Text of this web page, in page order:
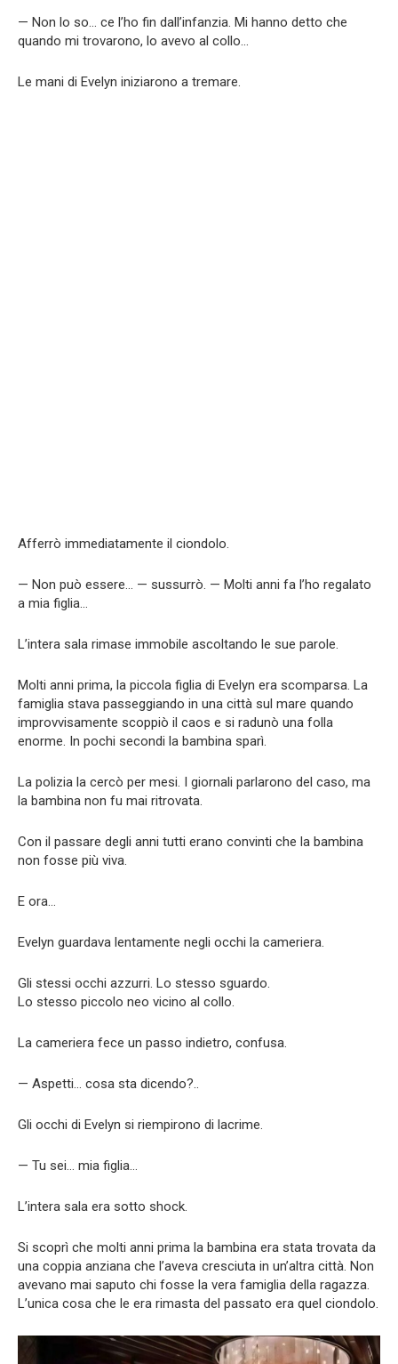
— Non lo so… ce l’ho fin dall’infanzia. Mi hanno detto che
quando mi trovarono, lo avevo al collo…
Le mani di Evelyn iniziarono a tremare.
Afferrò immediatamente il ciondolo.
— Non può essere… — sussurrò. — Molti anni fa l’ho regalato
a mia figlia…
L’intera sala rimase immobile ascoltando le sue parole.
Molti anni prima, la piccola figlia di Evelyn era scomparsa. La
famiglia stava passeggiando in una città sul mare quando
improvvisamente scoppiò il caos e si radunò una folla
enorme. In pochi secondi la bambina sparì.
La polizia la cercò per mesi. I giornali parlarono del caso, ma
la bambina non fu mai ritrovata.
Con il passare degli anni tutti erano convinti che la bambina
non fosse più viva.
E ora…
Evelyn guardava lentamente negli occhi la cameriera.
Gli stessi occhi azzurri. Lo stesso sguardo.
Lo stesso piccolo neo vicino al collo.
La cameriera fece un passo indietro, confusa.
— Aspetti… cosa sta dicendo?..
Gli occhi di Evelyn si riempirono di lacrime.
— Tu sei… mia figlia…
L’intera sala era sotto shock.
Si scoprì che molti anni prima la bambina era stata trovata da
una coppia anziana che l’aveva cresciuta in un’altra città. Non
avevano mai saputo chi fosse la vera famiglia della ragazza.
L’unica cosa che le era rimasta del passato era quel ciondolo.